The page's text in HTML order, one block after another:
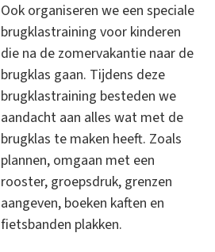
Ook organiseren we een speciale
brugklastraining voor kinderen
die na de zomervakantie naar de
brugklas gaan. Tijdens deze
brugklastraining besteden we
aandacht aan alles wat met de
brugklas te maken heeft. Zoals
plannen, omgaan met een
rooster, groepsdruk, grenzen
aangeven, boeken kaften en
fietsbanden plakken.